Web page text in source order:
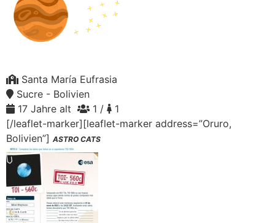
Santa María Eufrasia
Sucre - Bolivien
17 Jahre alt
1 /
1
[/leaflet-marker][leaflet-marker address=”Oruro,
Bolivien”] ASTRO CATS